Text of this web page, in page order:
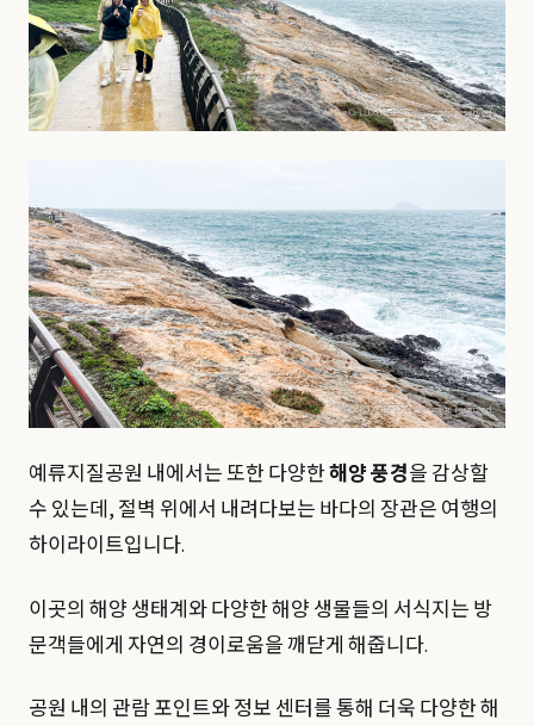
예류지질공원 내에서는 또한 다양한해양 풍경을 감상할
수 있는데, 절벽 위에서 내려다보는 바다의 장관은 여행의
하이라이트입니다.
이곳의 해양 생태계와 다양한 해양 생물들의 서식지는 방
문객들에게 자연의 경이로움을 깨닫게 해줍니다.
공원 내의 관람 포인트와 정보 센터를 통해 더욱 다양한 해